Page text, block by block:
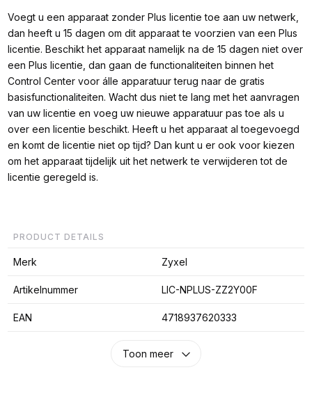
Voegt u een apparaat zonder Plus licentie toe aan uw netwerk,
dan heeft u 15 dagen om dit apparaat te voorzien van een Plus
licentie. Beschikt het apparaat namelijk na de 15 dagen niet over
een Plus licentie, dan gaan de functionaliteiten binnen het
Control Center voor álle apparatuur terug naar de gratis
basisfunctionaliteiten. Wacht dus niet te lang met het aanvragen
van uw licentie en voeg uw nieuwe apparatuur pas toe als u
over een licentie beschikt. Heeft u het apparaat al toegevoegd
en komt de licentie niet op tijd? Dan kunt u er ook voor kiezen
om het apparaat tijdelijk uit het netwerk te verwijderen tot de
licentie geregeld is.
PRODUCT DETAILS
Merk Zyxel
Artikelnummer LIC-NPLUS-ZZ2Y00F
EAN 4718937620333
Toon meer